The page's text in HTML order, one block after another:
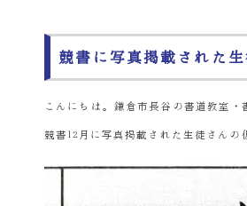
競書に写真掲載された
こんにちは。鎌倉市長谷の書道教室
競書12月に写真掲載された生徒さんの